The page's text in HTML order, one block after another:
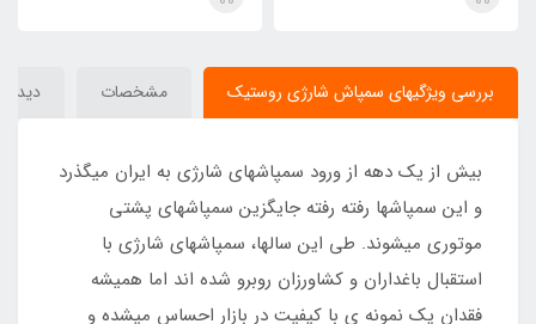
بررسی ویژگیهای سمپاش شارژی روستیک مشخصات
بیش از یک دهه از ورود سمپاشهای شارژی به ایران میگذرد
و این سمپاشها رفته رفته جایگزین سمپاشهای پشتی
موتوری میشوند. طی این سالها، سمپاشهای شارژی با
استقبال باغداران و کشاورزان روبرو شده اند اما همیشه
فقدان یک نمونه ی با کیفیت در بازار احساس میشده و